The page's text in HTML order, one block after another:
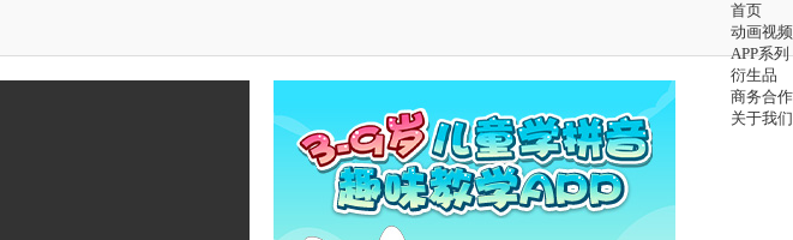
首页
动画视频
APP系列
衍生品
商务合作
关于我们